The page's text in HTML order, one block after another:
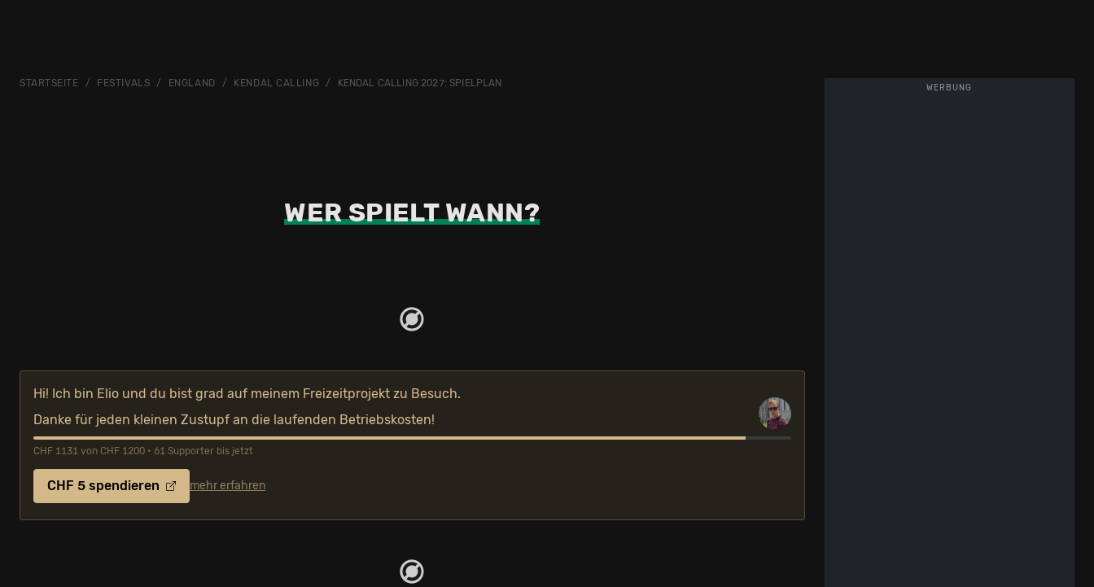
WERBUNG
STARTSEITE FESTIVALS ENGLAND KENDAL CALLING KENDAL CALLING 2027: SPIELPLAN
WER SPIELT WANN?
Hi! Ich bin Elio und du bist grad auf meinem Freizeitprojekt zu Besuch.
Danke für jeden kleinen Zustupf an die laufenden Betriebskosten!
CHF 1131 von CHF 1200 • 61 Supporter bis jetzt
CHF 5 spendieren mehr erfahren